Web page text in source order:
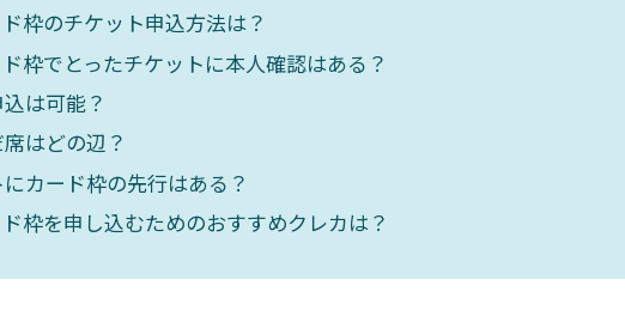
枠のチケット申込方法は？
枠でとったチケットに本人確認はある？
は可能？
はどの辺？
カード枠の先行はある？
枠を申し込むためのおすすめクレカは？